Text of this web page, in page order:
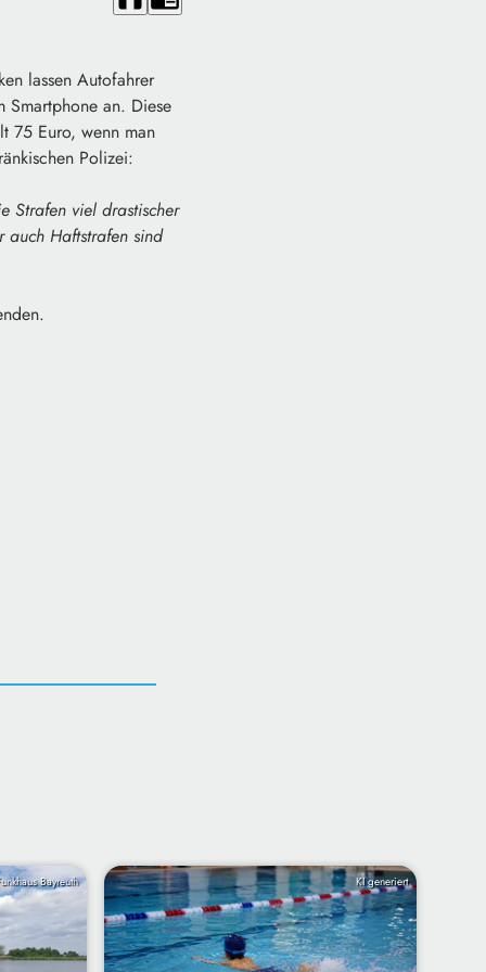
lassen Autofahrer
Smartphone an. Diese
75 Euro, wenn man
Polizei:
Strafen viel drastischer
auch Haftstrafen sind
Bayreuth KI generiert